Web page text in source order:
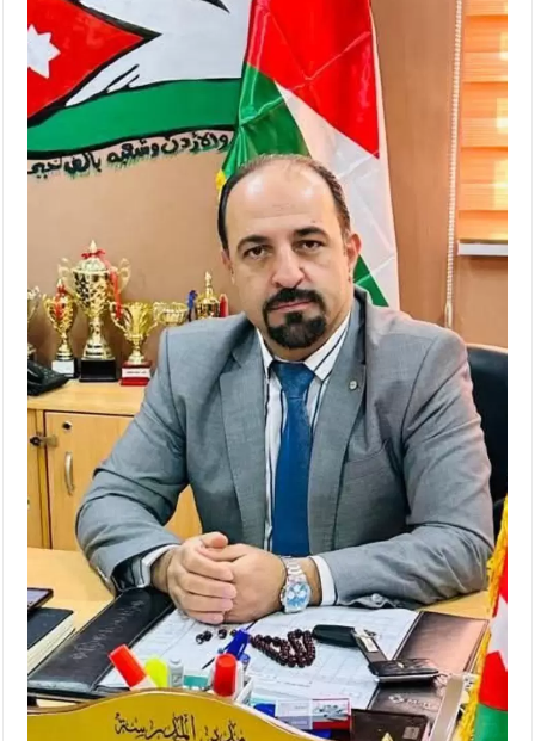
النواب يقر مشروع تعديل قانون الملكية العقارية
القاضي يلتقي رؤساء تحرير الصحف اليومية ويؤكد حرص مجلس
النواب على شراكة فاعلة مع الإعلام
دعوة المكلفين بخدمة العلم (الدفعة الثالثة) إلى مراجعة منصة خدمة
العلم
الملك يلتقي مجموعة من رفاق السلاح
الملك يتلقى اتصالا هاتفيا من العاهل البحريني
القاضي محمود أحمد فريحات.. مبارك ومزيدا من التوفيق